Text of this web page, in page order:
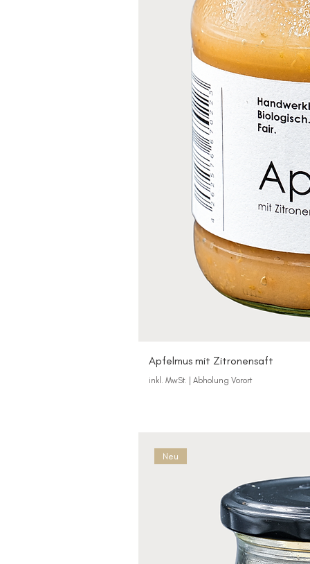
Apfelmus mit Zitronensaft
inkl. MwSt. Abholung Vorort
Neu